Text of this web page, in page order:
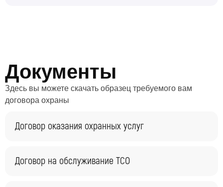
Документы
Здесь вы можете скачать образец требуемого вам
договора охраны
Договор оказания охранных услуг
Договор на обслуживание ТСО